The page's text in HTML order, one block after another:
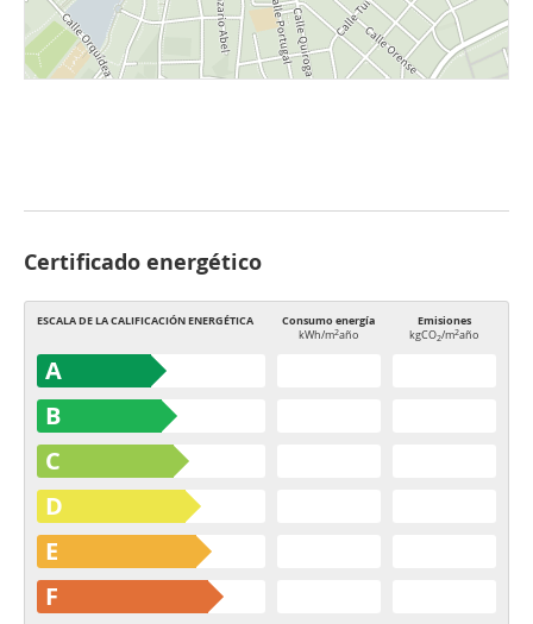
Certificado energético
ESCALA DE LA CALIFICACIÓN ENERGÉTICA Consumo energía
kWh/m2año
Emisiones
kgCO2/m2año
A
B
C
D
E
F